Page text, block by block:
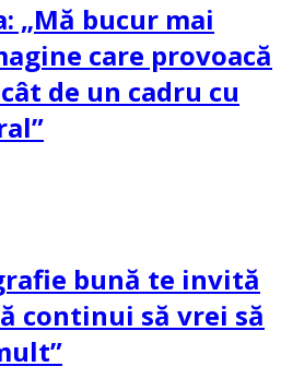
„Mă bucur mai
care provoacă
de un cadru cu
bună te invită
continui să vrei să